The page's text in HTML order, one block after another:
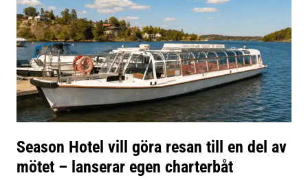
Season Hotel vill göra resan till en del av
mötet – lanserar egen charterbåt